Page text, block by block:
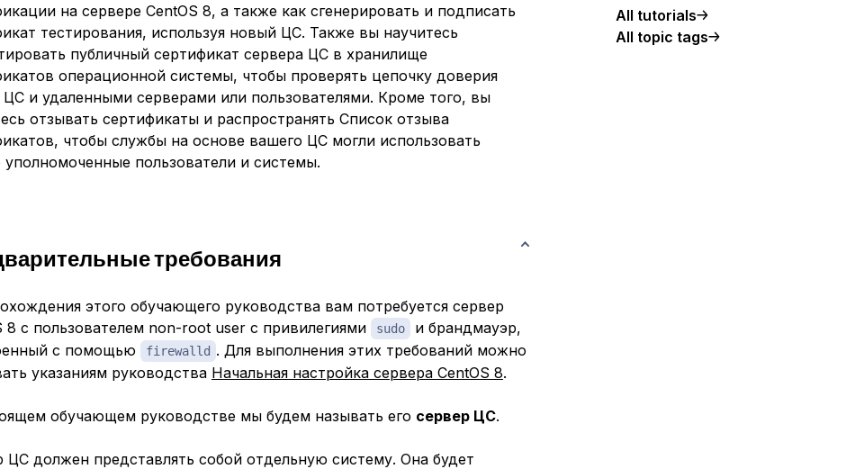
на сервере CentOS 8, а также как сгенерировать и подписать
тестирования, используя новый ЦС. Также вы научитесь
публичный сертификат сервера ЦС в хранилище
операционной системы, чтобы проверять цепочку доверия
и удаленными серверами или пользователями. Кроме того, вы
отзывать сертификаты и распространять Список отзыва
чтобы службы на основе вашего ЦС могли использовать
уполномоченные пользователи и системы.
требования
этого обучающего руководства вам потребуется сервер
8 с пользователем non-root user с привилегиями
sudo
и брандмауэр,
с помощью
firewalld . Для выполнения этих требований можно
указаниям руководства Начальная настройка сервера CentOS 8.
обучающем руководстве мы будем называть его сервер ЦС.
ЦС должен представлять собой отдельную систему. Она будет
All tutorials
All topic tags